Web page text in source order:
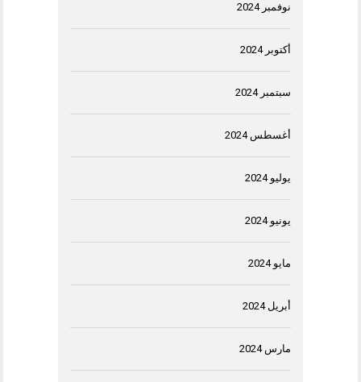
نوفمبر 2024
أكتوبر 2024
سبتمبر 2024
أغسطس 2024
يوليو 2024
يونيو 2024
مايو 2024
أبريل 2024
مارس 2024